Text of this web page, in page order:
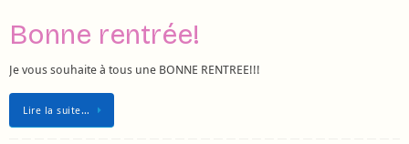
Bonne rentrée!
Je vous souhaite à tous une BONNE RENTREE!!!
Lire la suite…